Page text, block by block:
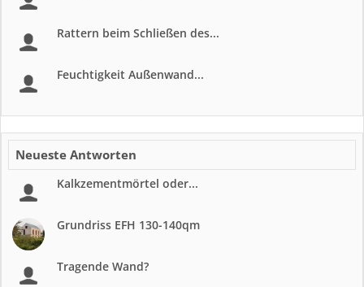
Rattern beim Schließen des...
Feuchtigkeit Außenwand...
Neueste Antworten
Kalkzementmörtel oder...
Grundriss EFH 130-140qm
Tragende Wand?